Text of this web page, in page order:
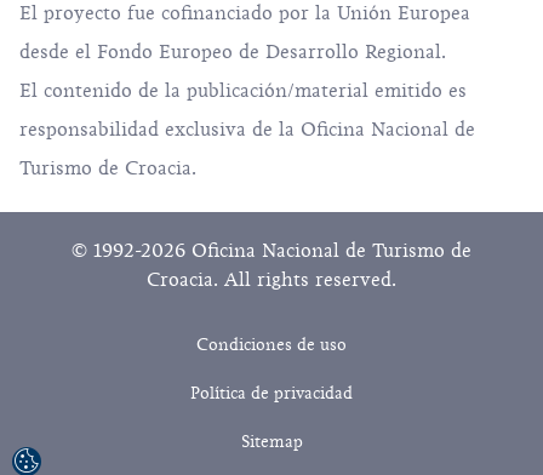
El proyecto fue cofinanciado por la Unión Europea
desde el Fondo Europeo de Desarrollo Regional.
El contenido de la publicación/material emitido es
responsabilidad exclusiva de la Oficina Nacional de
Turismo de Croacia.
© 1992-2026 Oficina Nacional de Turismo de
Croacia. All rights reserved.
Condiciones de uso
Política de privacidad
Sitemap